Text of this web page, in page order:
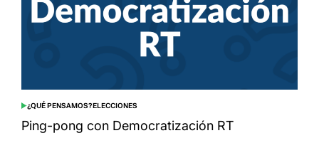
POSTED
IN
¿QUÉ PENSAMOS?ELECCIONES
Ping-pong con Democratización RT